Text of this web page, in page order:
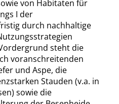
von Habitaten für
I der
durch nachhaltige
steht die
voranschreitenden
und Aspe, die
Stauden (v.a. in
sowie die